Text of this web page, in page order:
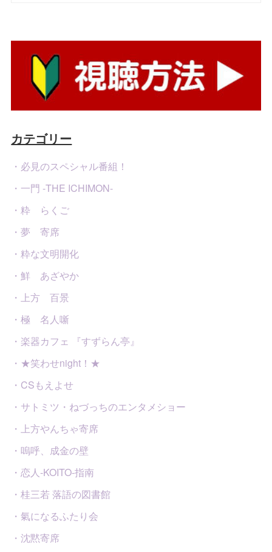
カテゴリー
・必見のスペシャル番組！
・一門 -THE ICHIMON-
・粋 らくご
・夢 寄席
・粋な文明開化
・鮮 あざやか
・上方 百景
・極 名人噺
・楽器カフェ 『すずらん亭』
・★笑わせnight！★
・CSもえよせ
・サトミツ・ねづっちのエンタメショー
・上方やんちゃ寄席
・嗚呼、成金の壁
・恋人-KOITO-指南
・桂三若 落語の図書館
・氣になるふたり会
・沈黙寄席